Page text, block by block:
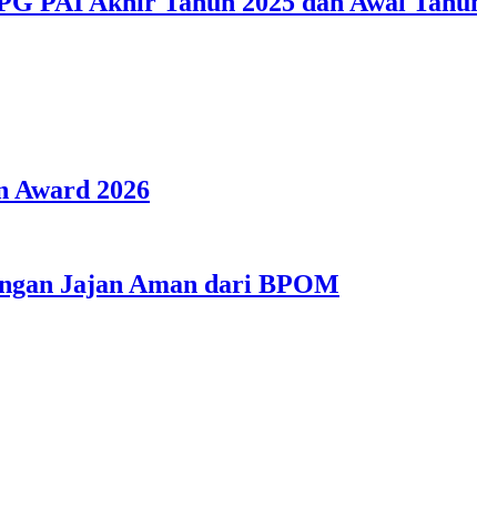
Award 2026
Jajan Aman dari BPOM